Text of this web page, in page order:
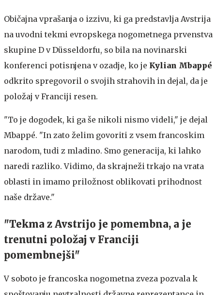
Običajna vprašanja o izzivu, ki ga predstavlja Avstrija
na uvodni tekmi evropskega nogometnega prvenstva
skupine D v Düsseldorfu, so bila na novinarski
konferenci potisnjena v ozadje, ko je Kylian Mbappé
odkrito spregovoril o svojih strahovih in dejal, da je
položaj v Franciji resen.
"To je dogodek, ki ga še nikoli nismo videli," je dejal
Mbappé. "In zato želim govoriti z vsem francoskim
narodom, tudi z mladino. Smo generacija, ki lahko
naredi razliko. Vidimo, da skrajneži trkajo na vrata
oblasti in imamo priložnost oblikovati prihodnost
naše države."
"Tekma z Avstrijo je pomembna, a je
trenutni položaj v Franciji
pomembnejši"
V soboto je francoska nogometna zveza pozvala k